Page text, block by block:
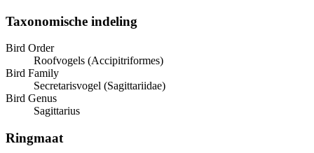
Taxonomische indeling
Bird Order
Roofvogels (Accipitriformes)
Bird Family
Secretarisvogel (Sagittariidae)
Bird Genus
Sagittarius
Ringmaat